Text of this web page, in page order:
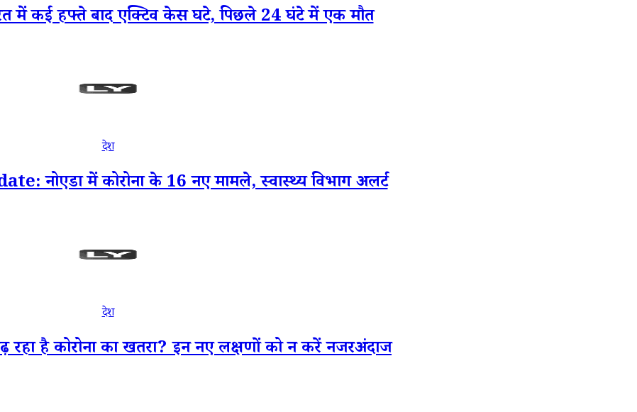
में कई हफ्ते बाद एक्टिव केस घटे, पिछले 24 घंटे में एक मौत
देश
नोएडा में कोरोना के 16 नए मामले, स्वास्थ्य विभाग अलर्ट
देश
है कोरोना का खतरा? इन नए लक्षणों को न करें नजरअंदाज